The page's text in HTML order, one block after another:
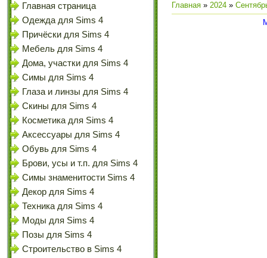
Главная страница
Одежда для Sims 4
Причёски для Sims 4
Мебель для Sims 4
Дома, участки для Sims 4
Симы для Sims 4
Глаза и линзы для Sims 4
Скины для Sims 4
Косметика для Sims 4
Аксессуары для Sims 4
Обувь для Sims 4
Брови, усы и т.п. для Sims 4
Симы знаменитости Sims 4
Декор для Sims 4
Техника для Sims 4
Моды для Sims 4
Позы для Sims 4
Строительство в Sims 4
Главная » 2024 »